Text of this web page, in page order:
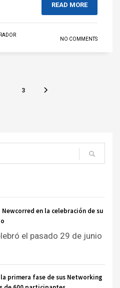
READ MORE
NO COMMENTS
3
en la celebración de su
el pasado 29 de junio
primera fase de sus Networking